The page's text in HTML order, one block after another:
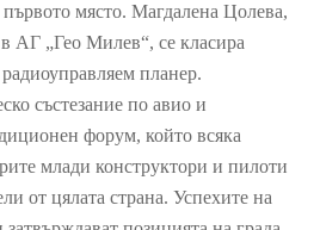
място. Магдалена Цолева,
АГ „Гео Милев“, се класира
планер.
състезание по авио и
форум, който всяка
млади конструктори и пилоти
от цялата страна. Успехите на